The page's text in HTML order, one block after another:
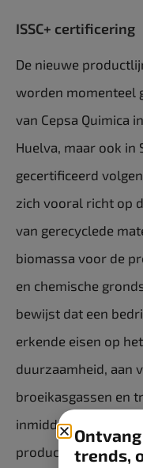
ISSC+ certificering
De nieuwe
worden momenteel
van Cepsa Quimica
Huelva, maar ook in
gecertificeerd
zich vooral richt op
van gerecyclede
biomassa voor de
en chemische
bewijst dat een
erkende eisen op
duurzaamheid, aan
broeikasgassen en
inmiddels ook al
productie van LAB
trends,